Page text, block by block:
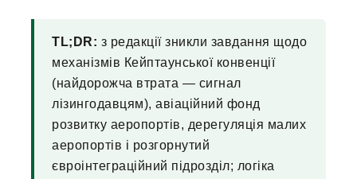
TL;DR: з редакції зникли завдання щодо
механізмів Кейптаунської конвенції
(найдорожча втрата — сигнал
лізингодавцям), авіаційний фонд
розвитку аеропортів, дерегуляція малих
аеропортів і розгорнутий
євроінтеграційний підрозділ; логіка